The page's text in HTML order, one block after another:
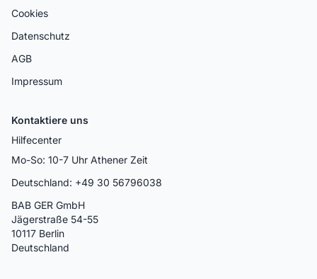
Cookies
Datenschutz
AGB
Impressum
Kontaktiere uns
Hilfecenter
Mo-So: 10-7 Uhr Athener Zeit
Deutschland: +49 30 56796038
BAB GER GmbH
Jägerstraße 54-55
10117 Berlin
Deutschland